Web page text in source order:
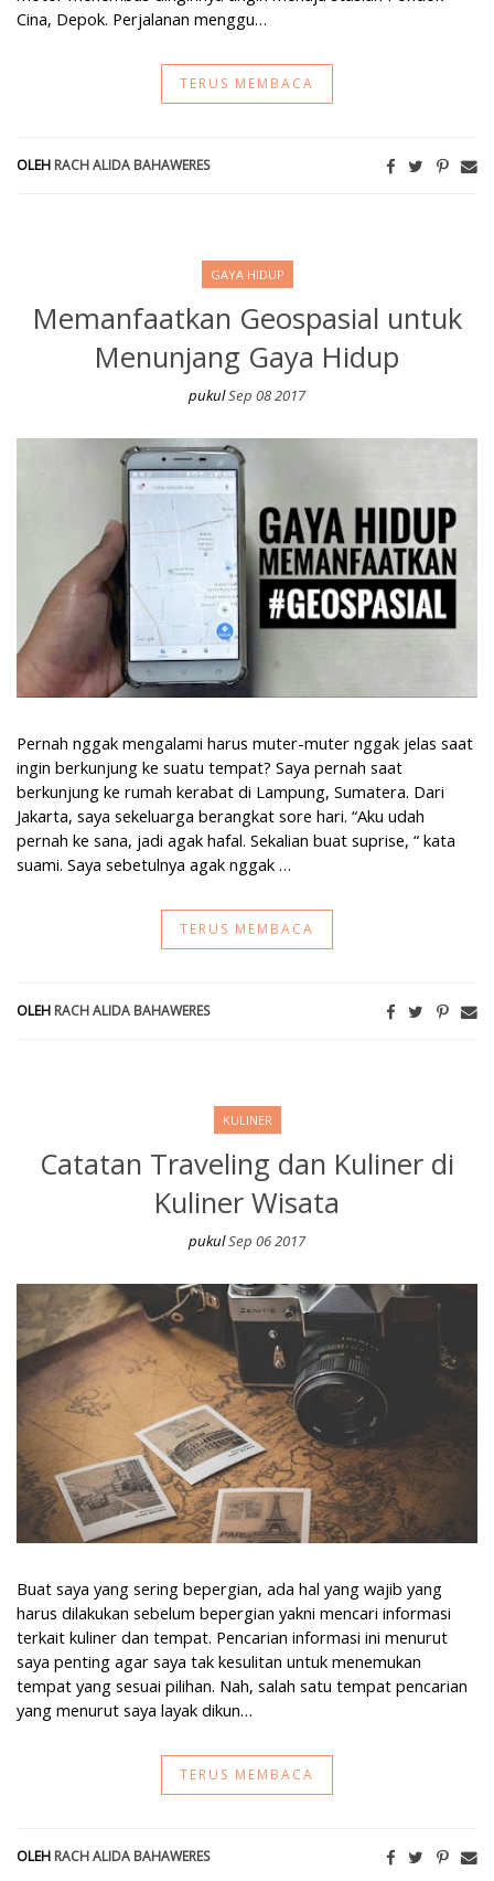
Cina, Depok. Perjalanan menggu…
TERUS MEMBACA
OLEH RACH ALIDA BAHAWERES
GAYA HIDUP
Memanfaatkan Geospasial untuk
Menunjang Gaya Hidup
pukulSep 08 2017
Memanfaatkan Geospasial untuk Menunjang Gaya Hidup
Pernah nggak mengalami harus muter-muter nggak jelas saat
ingin berkunjung ke suatu tempat? Saya pernah saat
berkunjung ke rumah kerabat di Lampung, Sumatera. Dari
Jakarta, saya sekeluarga berangkat sore hari. “Aku udah
pernah ke sana, jadi agak hafal. Sekalian buat suprise, “ kata
suami. Saya sebetulnya agak nggak …
TERUS MEMBACA
OLEH RACH ALIDA BAHAWERES
KULINER
Catatan Traveling dan Kuliner di
Kuliner Wisata
pukulSep 06 2017
Catatan Traveling dan Kuliner di Kuliner Wisata
Buat saya yang sering bepergian, ada hal yang wajib yang
harus dilakukan sebelum bepergian yakni mencari informasi
terkait kuliner dan tempat. Pencarian informasi ini menurut
saya penting agar saya tak kesulitan untuk menemukan
tempat yang sesuai pilihan. Nah, salah satu tempat pencarian
yang menurut saya layak dikun…
TERUS MEMBACA
OLEH RACH ALIDA BAHAWERES